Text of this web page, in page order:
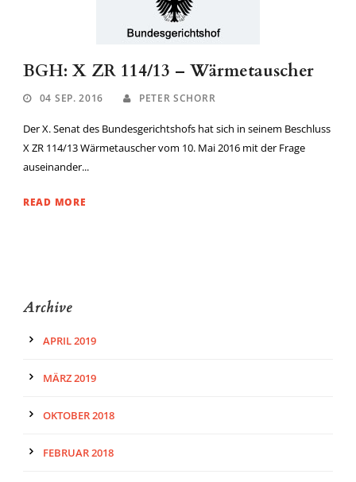
BGH: X ZR 114/13 – Wärmetauscher
04 SEP. 2016 PETER SCHORR
Der X. Senat des Bundesgerichtshofs hat sich in seinem Beschluss
X ZR 114/13 Wärmetauscher vom 10. Mai 2016 mit der Frage
auseinander...
READ MORE
Archive
APRIL 2019
MÄRZ 2019
OKTOBER 2018
FEBRUAR 2018